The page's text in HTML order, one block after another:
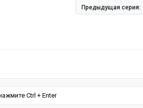
Предыдущая серия:
Ctrl + Enter